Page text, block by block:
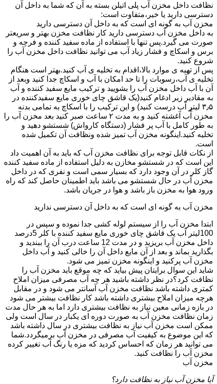
نظافت داخل مخزن آب پلی اتیلن بسته به آن که شما به داخل آن
دسترسی دارید یا خیر،متفاوت است:
مخزن آب به گونه ای است که به داخل آن دسترسی دارید
به داخل مخزن آب دسترسی دارید کار نظافت مخزن بهتر و سریعتر
صورت می گیرد.پس تنها با استفاده از ماده سفید کننده و فرچه و
برس و اسکاچ و فشار زیاد آب می توانید نظافت داخل مخزن آب را
شروع کنید.
پس از تهیه ی موارد بالا،اقدام به تخلیه ی آب کنید.بهتر است هنگام
تخلیه ی آب،رسوبات را تا حد امکان با آب و اسکاچ جدا کنید وبعد از
آن با آب داخل مخزن آب را بشویید و ترکیب مایع سفید کننده و آب
به مقادیر زیر ادغام کنید(یک قاشق چای خوری مایع سفیدکننده در
۳٫۵ لیتر آب درست کنید) و این ترکیب را با اسکاچ به تمامی بدنه
مخزن آّب آغشته کنید و به مدت ۲ ساعت صبر کنید بعد مخزن آب را
به طور کامل با آب پر فشار (دستگاه کارواش) شستشو دهید و
تخلیه کنید.اینگونه مخزن آب تمیز شده ونظافت آن تکمیل شده
است.
از نکات قابل توجه برای نظافت مخزن آب که باید به آن اهمیت داد
این است که در شستشو مخازن به دلیل استفاده از ماده سفید کننده
گاز کلر در آن وجود دارد که بسیار سمی است و نفری که در داخل
مخزن آب در حال شستشو می باشد باید اطمینان حاصل کند که راه
ورود هوا به مخزن باز باشد و هوا در جریان باشد.
مخزن آب به گونه ای است که به داخل آن دسترسی ندارید
ابتدا مخزن آب را از سیستم لوله کشی جدا نموده و سپس در
100لیتر آب یک قاشق چای خوری مایع سفید کننده با کلر 5درصد
داخل مخزن آب بریزید و در مدت 12 ساعت درب آن را ببندید و
بگذارید بماند و بعد از آن مایع داخل آن را خالی کنید و آب داخل
مخزن آب پرکنید و اینگونه مخزن تمیز می شود.
شاید این سوال برایتان پیش بیاید که چه موقع باید مخزن آب را
نظافت کرد؟در نظر داشته باشید هر چه آب مصرفی میزان املاح
کمتری داشته باشد نظافت مخزن آب آسانتر می شود و در مقابل
هرچه میزان املاح بیشتری داشته باشد کار نظافت بیشتر می شود
در بازه زمانی معین نیاز به نظافت بیشتری دارد اما به هر حال مدت
زمان نظافت مخزن آب به صورت دوره ای یکبار در سال است ولی
ممکن است مخزن آب نیاز به نظافت بیشتری در سال داشته باشد
که این موضوع به کیفیت آب مصرفی در مخزن آب برمیگردد.شما
می توانید هر زمان که احساس کردید که مزه یا رنگ آب تغییر کرده
مخزن آب را نظافت کنید.
مخزن آب
آیا مخزن آب نیاز به نظافت دارد؟